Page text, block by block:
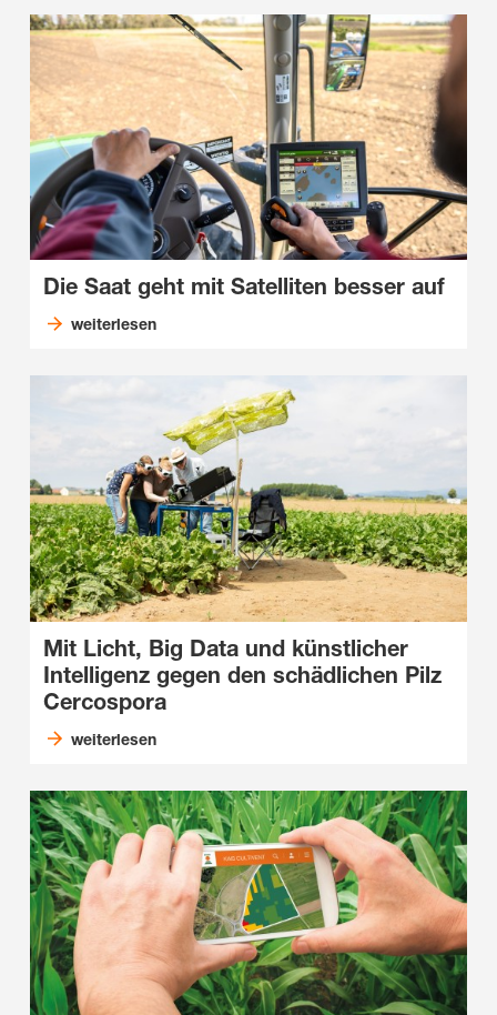
Die Saat geht mit Satelliten besser auf
weiterlesen
Mit Licht, Big Data und künstlicher
Intelligenz gegen den schädlichen Pilz
Cercospora
weiterlesen